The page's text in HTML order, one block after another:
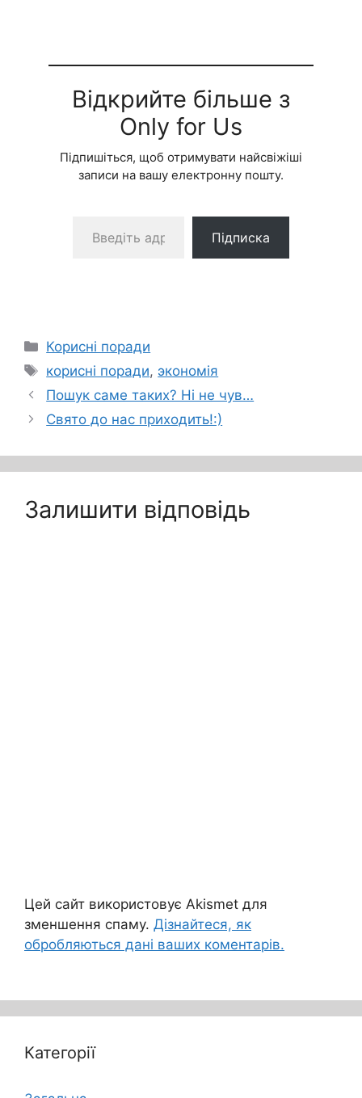
Відкрийте більше з
Only for Us
Підпишіться, щоб отримувати найсвіжіші
записи на вашу електронну пошту.
Підписка
Категорії
Корисні поради
Позначки
корисні поради, экономія
Пошук саме таких? Ні не чув…
Свято до нас приходить!:)
Залишити відповідь
Цей сайт використовує Akismet для
зменшення спаму. Дізнайтеся, як
обробляються дані ваших коментарів.
Категорії